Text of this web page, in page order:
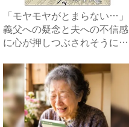
「モヤモヤがとまらない…」
義父への疑念と夫への不信感
に心が押しつぶされそうに…